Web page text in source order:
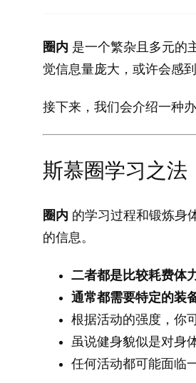
圈内 是一个繁杂且多元的
觉信息量庞大，或许会感
接下来，我们会介绍一种
斯慕圈学习之法
圈内 的学习过程和锻炼身
的信息。
二者都是比较耗费体
通常都需要特定的装
根据活动的强度，你
虽说健身貌似是对身
任何活动都可能面临